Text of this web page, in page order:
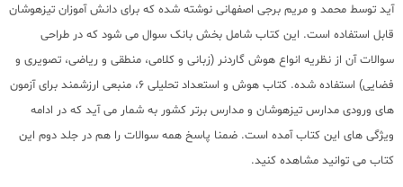
آید توسط محمد و مریم برجی اصفهانی نوشته شده که برای دانش آموزان تیزهوشان
قابل استفاده است. این کتاب شامل بخش بانک سوال می شود که در طراحی
سوالات آن از نظریه انواع هوش گاردنر (زبانی و کلامی، منطقی و ریاضی، تصویری و
فضایی) استفاده شده. کتاب هوش و استعداد تحلیلی 6، منبعی ارزشمند برای آزمون
های ورودی مدارس تیزهوشان و مدارس برتر کشور به شمار می آید که در ادامه
ویژگی های این کتاب آمده است. ضمنا پاسخ همه سوالات را هم در جلد دوم این
کتاب می توانید مشاهده کنید.